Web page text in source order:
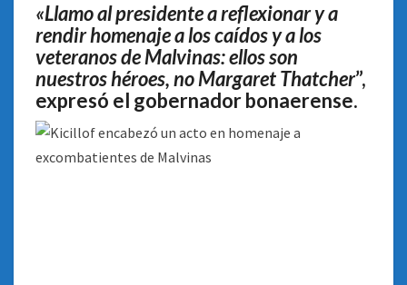
«Llamo al presidente a reflexionar y a
rendir homenaje a los caídos y a los
veteranos de Malvinas: ellos son
nuestros héroes, no Margaret Thatcher”,
expresó el gobernador bonaerense.